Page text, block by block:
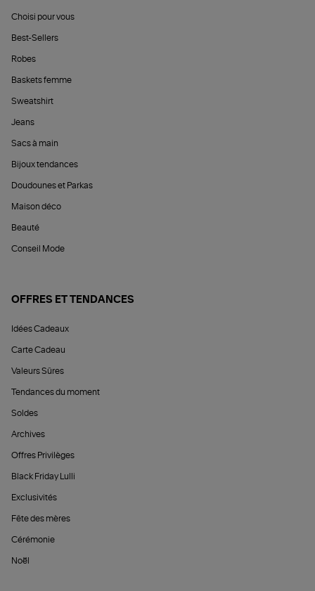
Choisi pour vous
Best-Sellers
Robes
Baskets femme
Sweatshirt
Jeans
Sacs à main
Bijoux tendances
Doudounes et Parkas
Maison déco
Beauté
Conseil Mode
OFFRES ET TENDANCES
Idées Cadeaux
Carte Cadeau
Valeurs Sûres
Tendances du moment
Soldes
Archives
Offres Privilèges
Black Friday Lulli
Exclusivités
Fête des mères
Cérémonie
Noël